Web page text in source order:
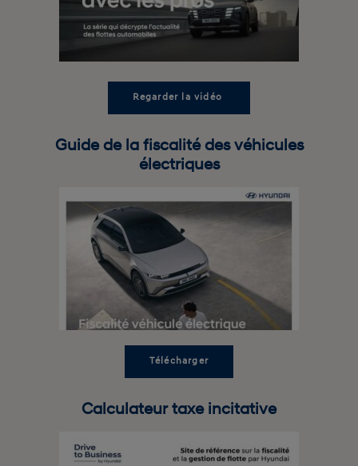
Regarder la vidéo
Guide de la fiscalité des véhicules
électriques
Télécharger
Calculateur taxe incitative